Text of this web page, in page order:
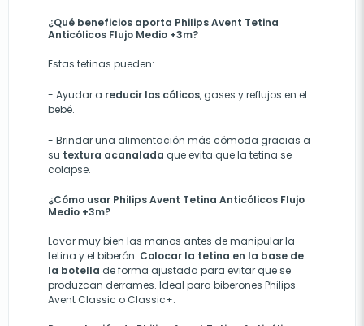
¿Qué beneficios aporta Philips Avent Tetina
Anticólicos Flujo Medio +3m?
Estas tetinas pueden:
- Ayudar a reducir los cólicos, gases y reflujos en el
bebé.
- Brindar una alimentación más cómoda gracias a
su textura acanalada que evita que la tetina se
colapse.
¿Cómo usar Philips Avent Tetina Anticólicos Flujo
Medio +3m?
Lavar muy bien las manos antes de manipular la
tetina y el biberón. Colocar la tetina en la base de
la botella de forma ajustada para evitar que se
produzcan derrames. Ideal para biberones Philips
Avent Classic o Classic+.